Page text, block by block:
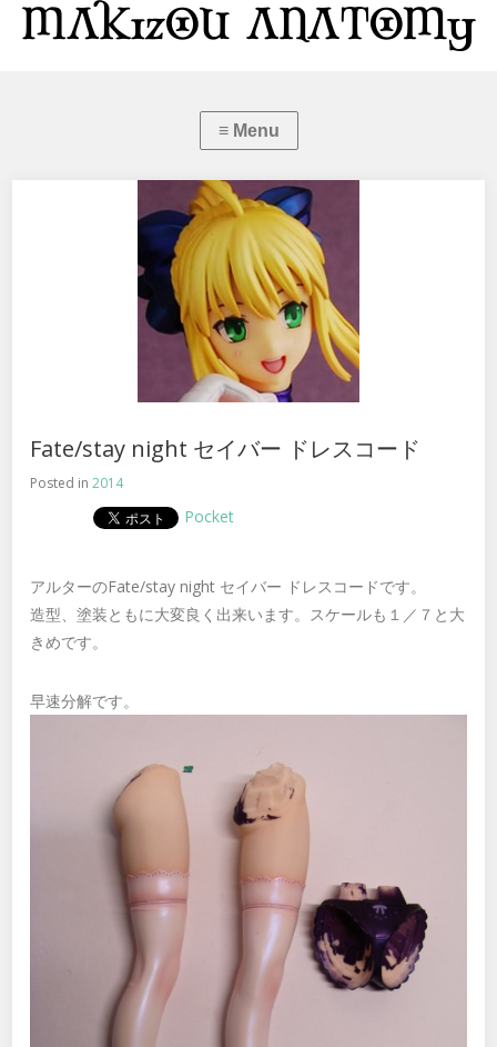
Fate/stay night セイバー ドレスコード
Posted in2014
Pocket
アルターのFate/stay night セイバー ドレスコードです。
造型、塗装ともに大変良く出来います。スケールも１／７と大
きめです。
早速分解です。